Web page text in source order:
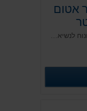
אטום
ארגז בעל מבנה חזק ועמיד, קל ונוח לנשיאה. מותאם לשינוע פנים וחוץ אפשרות למכסה תואם ולהוספת מדבקות בר קוד ייחודיות המאפשרות זיהוי ייחודי של כל ארגז ואופטימליות לשם מעקב לאורך כל שלבי התהליך. אידיאלי לעבודה עם בצקים בשלב התפחתם ועבור תעשיית הפארמה